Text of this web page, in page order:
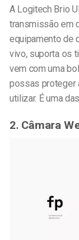
A Logitech Brio
transmissão em
equipamento de
vivo, suporta os
vem com uma
possas proteger
utilizar. É uma
2. Câmara